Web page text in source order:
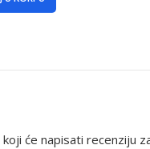
će napisati recenziju